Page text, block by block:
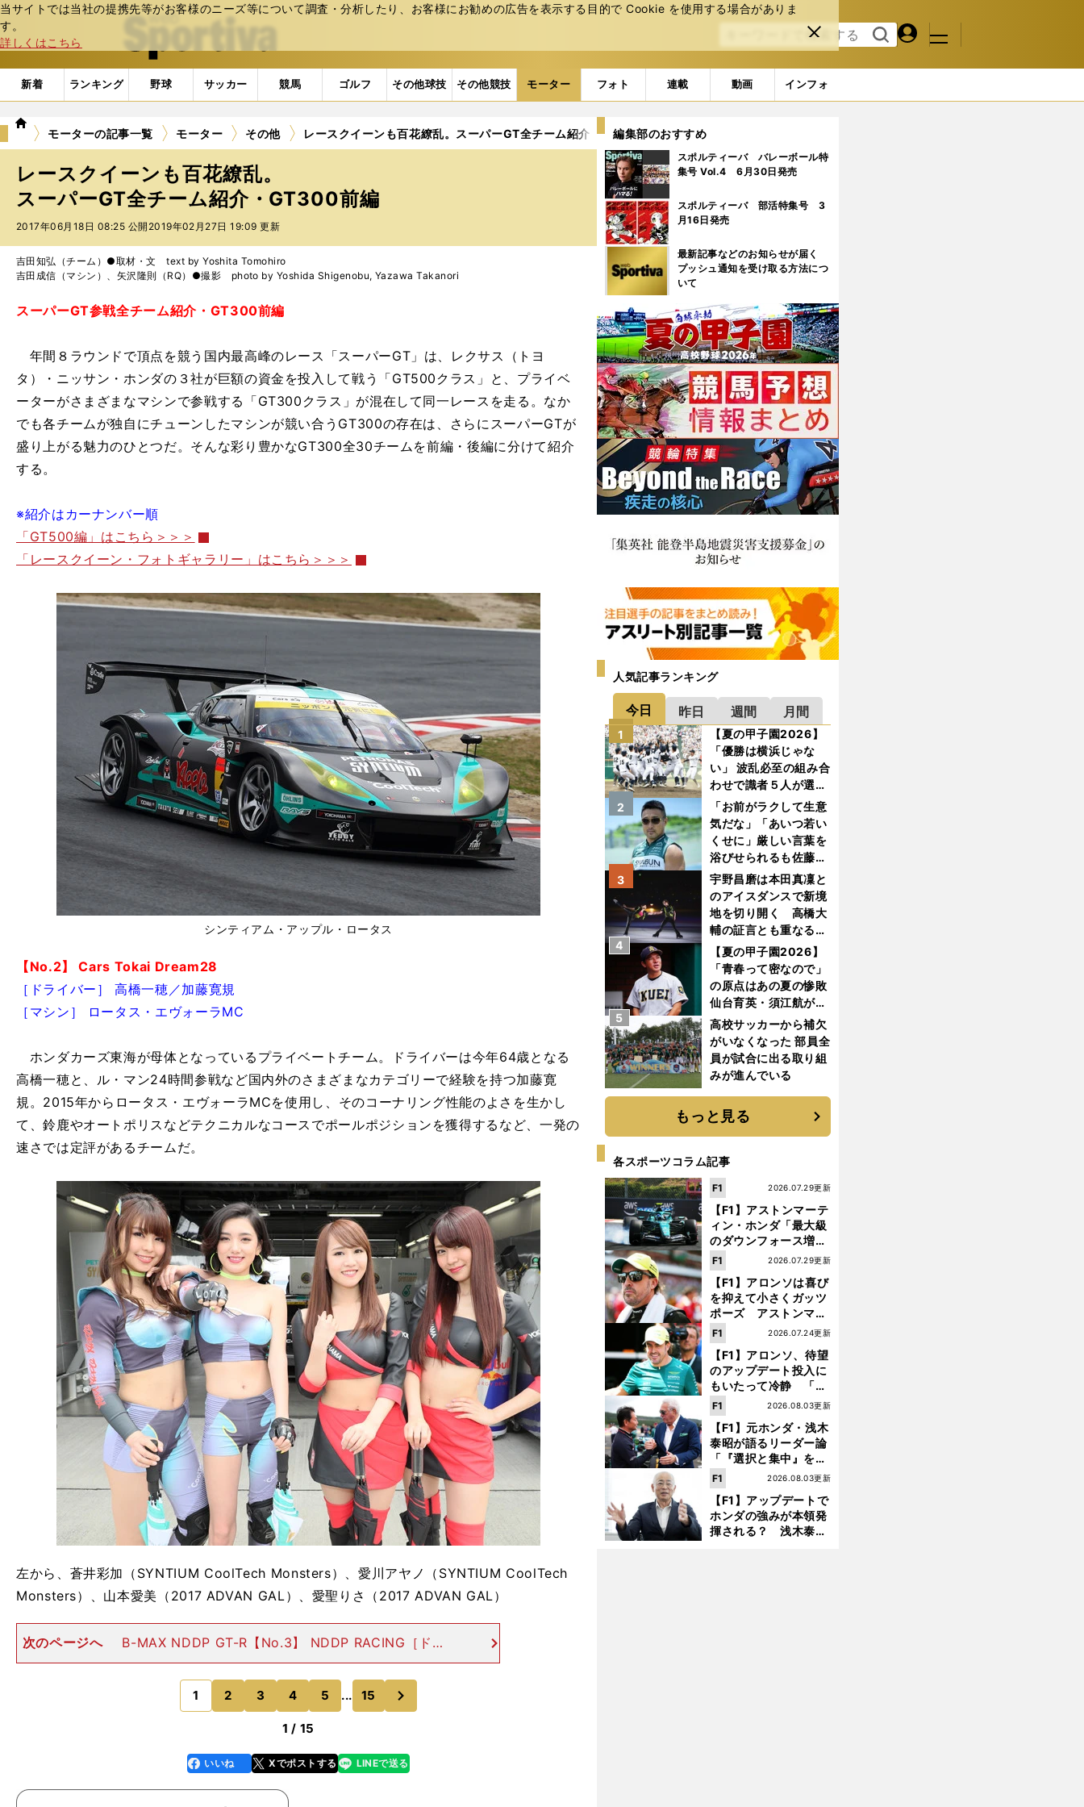
当サイトでは当社の提携先等がお客様のニーズ等について調査・分析したり、お客様にお勧めの広告を表⽰する⽬的で Cookie を使⽤する場合がありま
す。
詳しくはこちら
閉じ
る
web Sportiva (webスポルティーバ)
検索
る
マイペ
ジ
メニュ
新着 ランキング 野球 サッカー 競馬 ゴルフ その他球技 その他競技 モーター フォト 連載 動画 インフォ
we
ポ
ル
テ
ィ
ー
バ
モーターの記事一覧 モーター その他 レースクイーンも百花繚乱。スーパーGT全チーム紹介・GT300前編
レースクイーンも百花繚乱。
スーパーGT全チーム紹介・GT300前編
2017年06月18日 08:25 公開 2019年02月27日 19:09 更新
吉田知弘（チーム）●取材・文 text by Yoshita Tomohiro
吉田成信（マシン）、矢沢隆則（RQ）●撮影 photo by Yoshida Shigenobu, Yazawa Takanori
スーパーGT参戦全チーム紹介・GT300前編
年間８ラウンドで頂点を競う国内最高峰のレース「スーパーGT」は、レクサス（トヨ
タ）・ニッサン・ホンダの３社が巨額の資金を投入して戦う「GT500クラス」と、プライベ
ーターがさまざまなマシンで参戦する「GT300クラス」が混在して同一レースを走る。なか
でも各チームが独自にチューンしたマシンが競い合うGT300の存在は、さらにスーパーGTが
盛り上がる魅力のひとつだ。そんな彩り豊かなGT300全30チームを前編・後編に分けて紹介
する。
※紹介はカーナンバー順
「GT500編」はこちら＞＞＞
「レースクイーン・フォトギャラリー」はこちら＞＞＞
シンティアム・アップル・ロータス
【No.2】 Cars Tokai Dream28
［ドライバー］ 高橋一穂／加藤寛規
［マシン］ ロータス・エヴォーラMC
ホンダカーズ東海が母体となっているプライベートチーム。ドライバーは今年64歳となる
高橋一穂と、ル・マン24時間参戦など国内外のさまざまなカテゴリーで経験を持つ加藤寛
規。2015年からロータス・エヴォーラMCを使用し、そのコーナリング性能のよさを生かし
て、鈴鹿やオートポリスなどテクニカルなコースでポールポジションを獲得するなど、一発の
速さでは定評があるチームだ。
左から、蒼井彩加（SYNTIUM CoolTech Monsters）、愛川アヤノ（SYNTIUM CoolTech
Monsters）、山本愛美（2017 ADVAN GAL）、愛聖りさ（2017 ADVAN GAL）
次のページへ
B-MAX NDDP GT-R【No.3】 NDDP RACING［ドラ
イバー］ 星野一樹／高星明誠［マシン］ ニッサンGT-R NISMO GT3
GT300クラスに参戦する日産／ニスモ系チーム。主
1 2 3 4 5 ... 15
1 / 15
faceboo
k
いいね Xでポストする
line LINEで送る
編集部のおすすめ
スポルティーバ バレーボール特
集号 Vol.4 6月30日発売
スポルティーバ 部活特集号 3
月16日発売
最新記事などのお知らせが届く
プッシュ通知を受け取る方法につ
いて
人気記事ランキング
今日 昨日 週間 月間
【夏の甲子園2026】
「優勝は横浜じゃな
い」 波乱必至の組み合
わせで識者５人が選ん
だ優勝校はここだ！
1
「お前がラクして生意
気だな」「あいつ若い
くせに」厳しい言葉を
浴びせられるも佐藤慎
太郎が貫いた誇りとフ
ァンへの思い
2
宇野昌磨は本田真凜と
のアイスダンスで新境
地を切り開く 高橋大
輔の証言とも重なる課
題と楽しさ
3
【夏の甲子園2026】
「青春って密なので」
の原点はあの夏の惨敗
仙台育英・須江航が明
かす"日本一1000日計
画"のすべて
4
高校サッカーから補欠
がいなくなった 部員全
員が試合に出る取り組
みが進んでいる
5
もっと見る
各スポーツコラム記事
【F1】アストンマーテ
ィン・ホンダ「最大級
のダウンフォース増」
を実現するも、アロン
ソが苦言を呈した理由
2026.07.29更新
F1
【F1】アロンソは喜び
を抑えて小さくガッツ
ポーズ アストンマー
ティン・ホンダが「レ
ース」に戻ってきた
2026.07.29更新
F1
【F1】アロンソ、待望
のアップデート投入に
もいたって冷静 「ハ
ンガリーGPが僕らに
優しいサーキットであ
ることを願う」
2026.07.24更新
F1
【F1】元ホンダ・浅木
泰昭が語るリーダー論
「『選択と集中』をし
なければ、部下の心は
どんどん離れていく」
2026.08.03更新
F1
【F1】アップデートで
ホンダの強みが本領発
揮される？ 浅木泰昭
2026.08.03更新
F1